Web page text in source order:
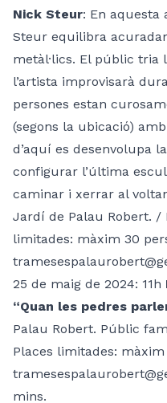
Nick Steur: En aquesta
Steur equilibra
metàl·lics. El públic tria
l’artista improvisarà
persones estan
(segons la ubicació)
d’aquí es desenvolupa
configurar l’última
caminar i xerrar al
Jardí de Palau Robert. /
limitades: màxim 30
25 de maig de 2024: 11h
“Quan les pedres
Palau Robert. Públic
Places limitades: màxim
mins.